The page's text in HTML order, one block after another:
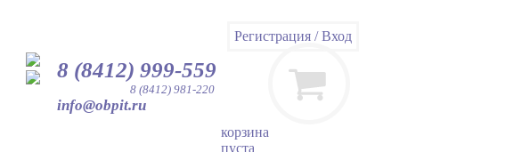
Регистрация /Вход
8 (8412) 999-559
8 (8412) 981-220
info@obpit.ru
корзина
пуста